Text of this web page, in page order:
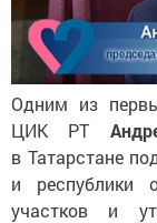
Одним из
ЦИК РТ
в Татарстане
и республики
участков и